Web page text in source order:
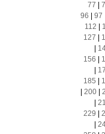
77
96
97
112
127
156
185
200|
229